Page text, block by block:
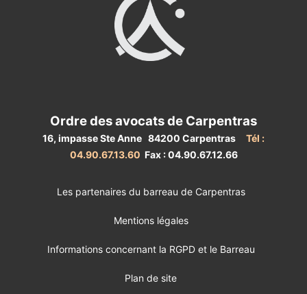
Ordre des avocats de Carpentras
16, impasse Ste Anne 84200 Carpentras
Tél :
04.90.67.13.60 Fax : 04.90.67.12.66
Les partenaires du barreau de Carpentras
Mentions légales
Informations concernant la RGPD et le Barreau
Plan de site